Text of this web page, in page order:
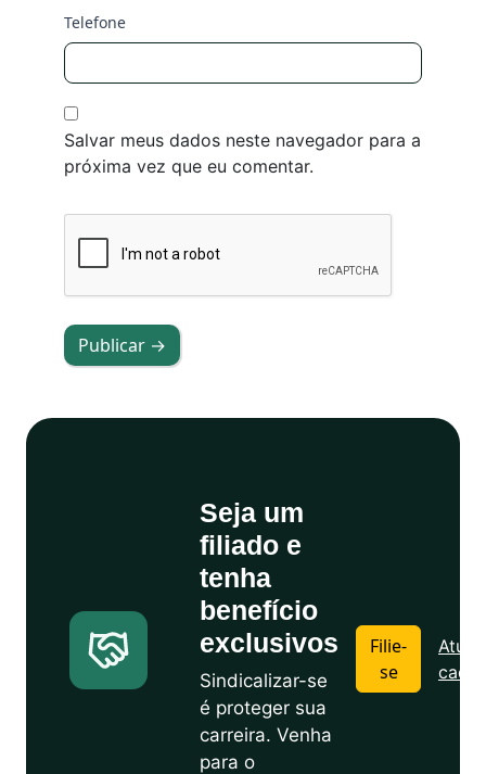
Telefone
Salvar meus dados neste navegador para a
próxima vez que eu comentar.
Publicar →
Seja um
filiado e
tenha
benefício
exclusivos
Sindicalizar-se
é proteger sua
carreira. Venha
para o
Filie-
se